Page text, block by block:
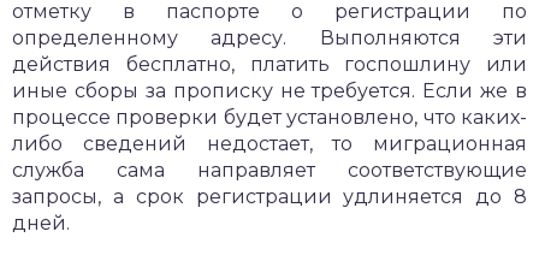
отметку в паспорте о регистрации по
определенному адресу. Выполняются эти
действия бесплатно, платить госпошлину или
иные сборы за прописку не требуется. Если же в
процессе проверки будет установлено, что каких-
либо сведений недостает, то миграционная
служба сама направляет соответствующие
запросы, а срок регистрации удлиняется до 8
дней.